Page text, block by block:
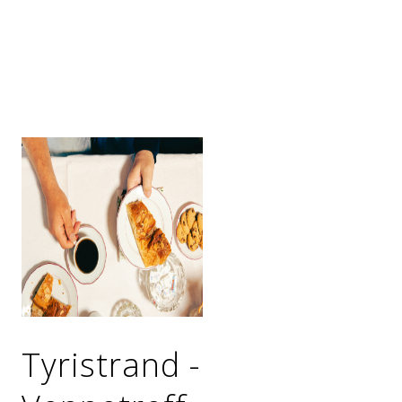
Tyristrand -